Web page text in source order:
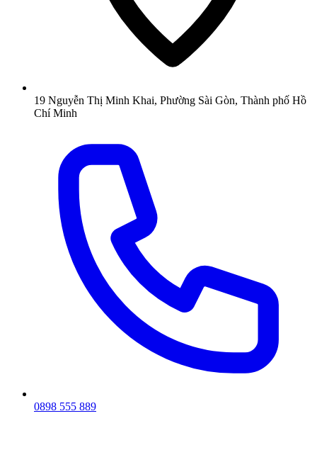
19 Nguyễn Thị Minh Khai, Phường Sài Gòn, Thành phố Hồ
Chí Minh
0898 555 889